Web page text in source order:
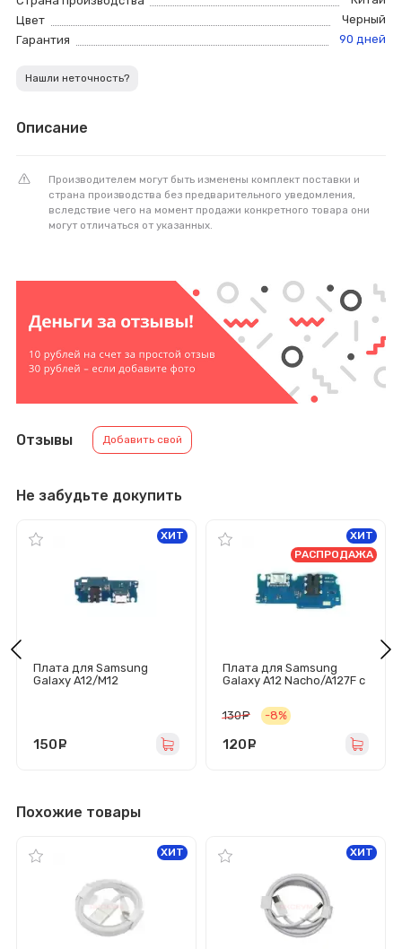
Цвет
Черный
Гарантия
90 дней
Нашли неточность?
Описание
Производителем могут быть изменены комплект поставки и
страна производства без предварительного уведомления,
вследствие чего на момент продажи конкретного товара они
могут отличаться от указанных.
Отзывы Добавить свой
Не забудьте докупить
Плата для Samsung
Galaxy A12/M12
ХИТ
150
Плата для Samsung
Galaxy A12 Nacho/A127F с
гарнитуры/микрофоном
ХИТ
РАСПРОДАЖА
130 руб.
-8%
120
Похожие товары
ХИТ ХИТ